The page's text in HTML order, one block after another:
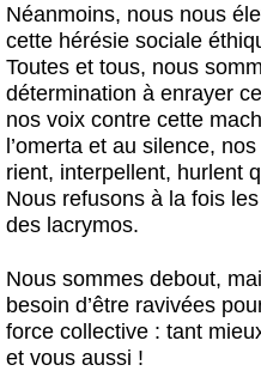
Néanmoins, nous nous
cette hérésie sociale
Toutes et tous, nous
détermination à enrayer
nos voix contre cette
l’omerta et au silence,
rient, interpellent, hurlent
Nous refusons à la fois
des lacrymos.
Nous sommes debout,
besoin d’être ravivées
force collective : tant
et vous aussi !